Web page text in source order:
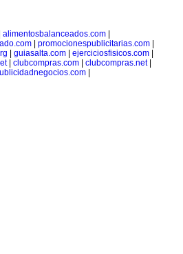
alimentosbalanceados.com|
| promocionespublicitarias.com|
guiasalta.com| ejerciciosfisicos.com|
| clubcompras.com clubcompras.net|
|